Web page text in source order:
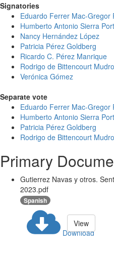
Signatories
Eduardo Ferrer Mac-Gregor
Humberto Antonio Sierra
Nancy Hernández López
Patricia Pérez Goldberg
Ricardo C. Pérez Manrique
Rodrigo de Bittencourt
Verónica Gómez
Separate vote
Eduardo Ferrer Mac-Gregor
Humberto Antonio Sierra
Patricia Pérez Goldberg
Rodrigo de Bittencourt
Primary
Gutierrez Navas y otros.
2023.pdf
Spanish
Download
View